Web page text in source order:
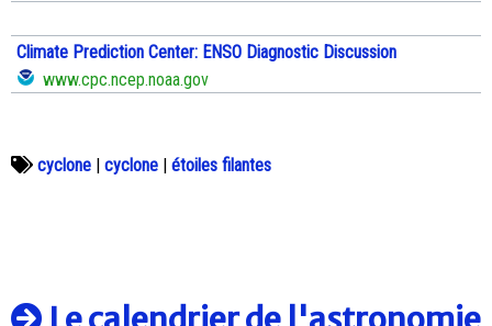
Climate Prediction Center: ENSO Diagnostic Discussion
www.cpc.ncep.noaa.gov
cyclone | cyclone | étoiles filantes